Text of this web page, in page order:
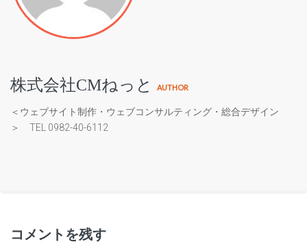
株式会社CMねっと AUTHOR
＜ウェブサイト制作・ウェブコンサルティング・総合デザイン
＞ TEL 0982-40-6112
コメントを残す